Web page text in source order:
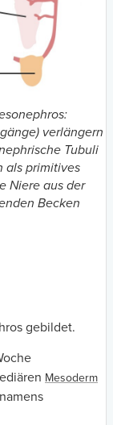
verlängern
Tubuli
als primitives
Niere aus der
Becken
gebildet.
Mesoderm